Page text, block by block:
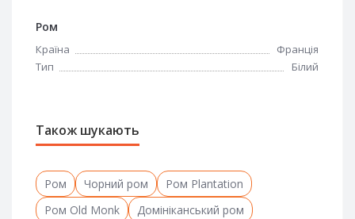
Ром
Країна
Франція
Тип
Білий
Також шукають
Ром Чорний ром
Ром Plantation
Ром Old Monk
Домініканський ром